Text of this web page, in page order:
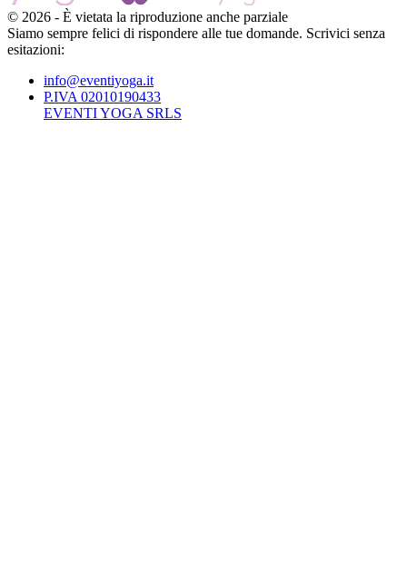
© 2026 - È vietata la riproduzione anche parziale
Siamo sempre felici di rispondere alle tue domande. Scrivici senza
esitazioni:
info@eventiyoga.it
P.IVA 02010190433
EVENTI YOGA SRLS